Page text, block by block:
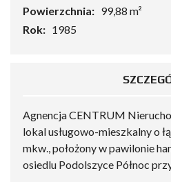
Powierzchnia: 99,88 m²
Rok: 1985
Agnencja CENTRUM
lokal usługowo-mieszkalny o
mkw., położony w pawilonie
osiedlu Podolszyce Północ